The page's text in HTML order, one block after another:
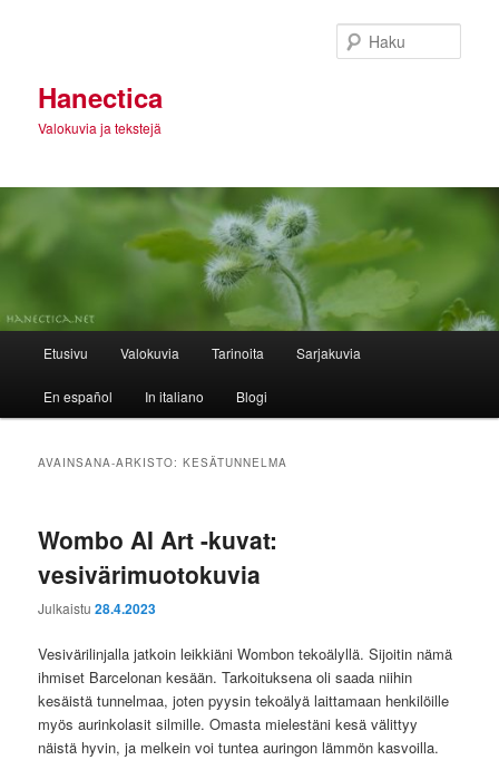
Hanectica
Valokuvia ja tekstejä
Etusivu Valokuvia Tarinoita Sarjakuvia
En español In italiano Blogi
AVAINSANA-ARKISTO:KESÄTUNNELMA
Wombo AI Art -kuvat:
vesivärimuotokuvia
Julkaistu28.4.2023
Vesivärilinjalla jatkoin leikkiäni Wombon tekoälyllä. Sijoitin nämä
ihmiset Barcelonan kesään. Tarkoituksena oli saada niihin
kesäistä tunnelmaa, joten pyysin tekoälyä laittamaan henkilöille
myös aurinkolasit silmille. Omasta mielestäni kesä välittyy
näistä hyvin, ja melkein voi tuntea auringon lämmön kasvoilla.